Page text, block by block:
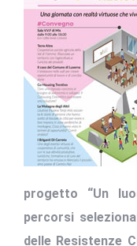
progetto “Un
percorsi
delle Resistenze